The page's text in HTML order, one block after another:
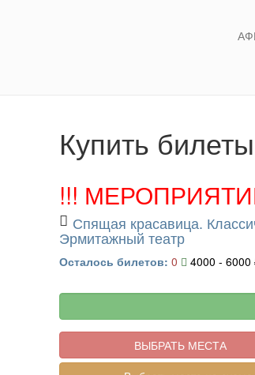
Купить
!!!
Спящая красавица.
Эрмитажный театр
Осталось билетов: 0 4000 - 6000
ВЫБРАТЬ МЕСТА